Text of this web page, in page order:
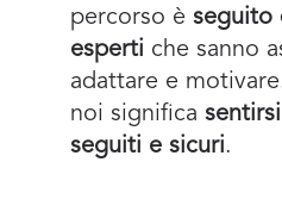
percorso è seguito
esperti che sanno
adattare e
noi significa
seguiti e sicuri.